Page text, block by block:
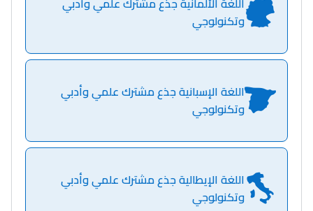
Collège au Maroc
التعليم الثانوي الإعدادي
+ de 78 Sujets
Interviews/Vidéos
وتكنولوجي
اللغة الإسبانية جذع مشترك علمي وأدبي
وتكنولوجي
اللغة الإيطالية جذع مشترك علمي وأدبي
وتكنولوجي